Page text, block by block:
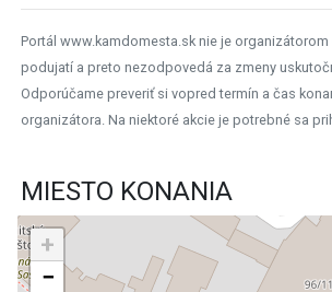
Portál www.kamdomesta.sk nie je organizátorom
podujatí a preto nezodpovedá za zmeny
Odporúčame preveriť si vopred termín a čas
organizátora. Na niektoré akcie je potrebné sa
MIESTO KONANIA
+
−